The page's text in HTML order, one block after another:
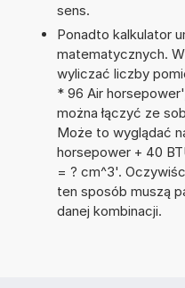
sens.
Ponadto kalkulator
matematycznych.
wyliczać liczby
* 96 Air
można łączyć ze
Może to wyglądać
horsepower + 40
= ? cm^3'.
ten sposób muszą
danej kombinacji.